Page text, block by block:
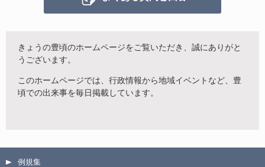
きょうの豊頃のホームページをご覧いただき、誠にありがと
うございます。
このホームページでは、行政情報から地域イベントなど、豊
頃での出来事を毎日掲載しています。
例規集